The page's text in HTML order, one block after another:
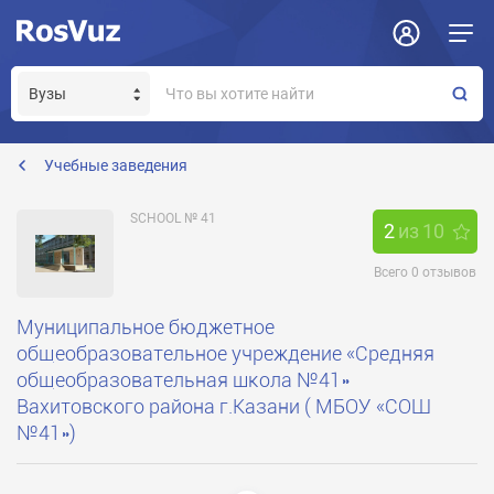
Учебные заведения
SCHOOL № 41
2из 10
Всего 0 отзывов
Муниципальное бюджетное
общеобразовательное учреждение «Средняя
общеобразовательная школа №41»
Вахитовского района г.Казани ( МБОУ «СОШ
№41»)
sch-041@mail.ru